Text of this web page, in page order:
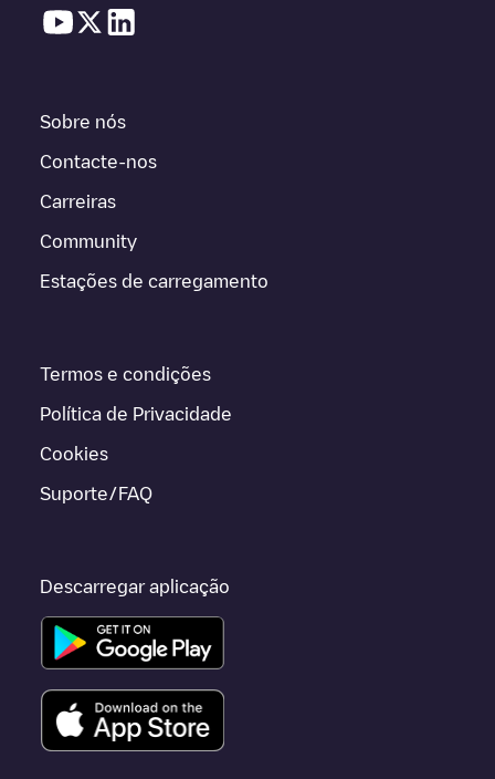
Sobre nós
Contacte-nos
Carreiras
Community
Estações de carregamento
Termos e condições
Política de Privacidade
Cookies
Suporte/FAQ
Descarregar aplicação